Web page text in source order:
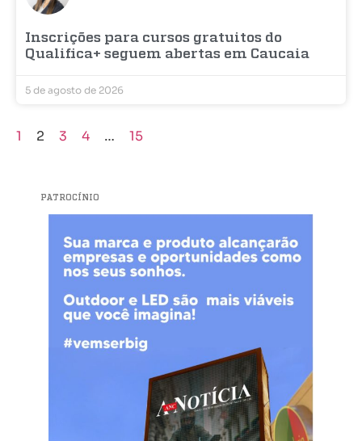
Inscrições para cursos gratuitos do
Qualifica+ seguem abertas em Caucaia
5 de agosto de 2026
1 2 3 4 … 15
PATROCÍNIO